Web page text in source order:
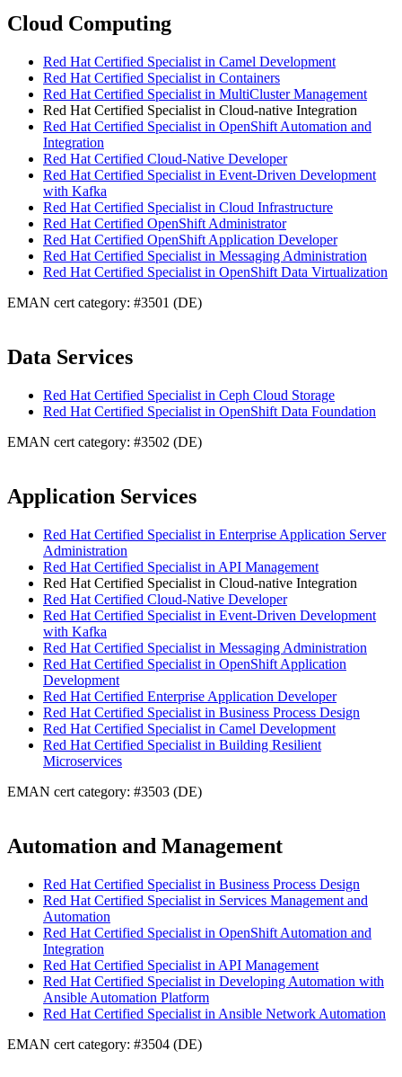
Cloud Computing
Red Hat Certified Specialist in Camel Development
Red Hat Certified Specialist in Containers
Red Hat Certified Specialist in MultiCluster Management
Red Hat Certified Specialist in Cloud-native Integration
Red Hat Certified Specialist in OpenShift Automation and
Integration
Red Hat Certified Cloud-Native Developer
Red Hat Certified Specialist in Event-Driven Development
with Kafka
Red Hat Certified Specialist in Cloud Infrastructure
Red Hat Certified OpenShift Administrator
Red Hat Certified OpenShift Application Developer
Red Hat Certified Specialist in Messaging Administration
Red Hat Certified Specialist in OpenShift Data Virtualization
EMAN cert category: #3501 (DE)
Data Services
Red Hat Certified Specialist in Ceph Cloud Storage
Red Hat Certified Specialist in OpenShift Data Foundation
EMAN cert category: #3502 (DE)
Application Services
Red Hat Certified Specialist in Enterprise Application Server
Administration
Red Hat Certified Specialist in API Management
Red Hat Certified Specialist in Cloud-native Integration
Red Hat Certified Cloud-Native Developer
Red Hat Certified Specialist in Event-Driven Development
with Kafka
Red Hat Certified Specialist in Messaging Administration
Red Hat Certified Specialist in OpenShift Application
Development
Red Hat Certified Enterprise Application Developer
Red Hat Certified Specialist in Business Process Design
Red Hat Certified Specialist in Camel Development
Red Hat Certified Specialist in Building Resilient
Microservices
EMAN cert category: #3503 (DE)
Automation and Management
Red Hat Certified Specialist in Business Process Design
Red Hat Certified Specialist in Services Management and
Automation
Red Hat Certified Specialist in OpenShift Automation and
Integration
Red Hat Certified Specialist in API Management
Red Hat Certified Specialist in Developing Automation with
Ansible Automation Platform
Red Hat Certified Specialist in Ansible Network Automation
EMAN cert category: #3504 (DE)